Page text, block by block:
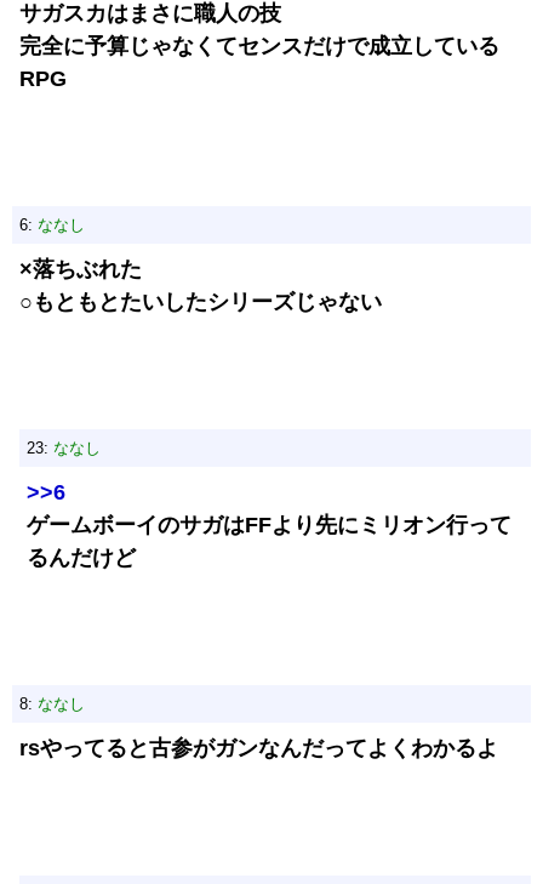
サガスカはまさに職人の技
完全に予算じゃなくてセンスだけで成立している
RPG
6: ななし
×落ちぶれた
○もともとたいしたシリーズじゃない
23: ななし
>>6
ゲームボーイのサガはFFより先にミリオン行って
るんだけど
8: ななし
rsやってると古参がガンなんだってよくわかるよ